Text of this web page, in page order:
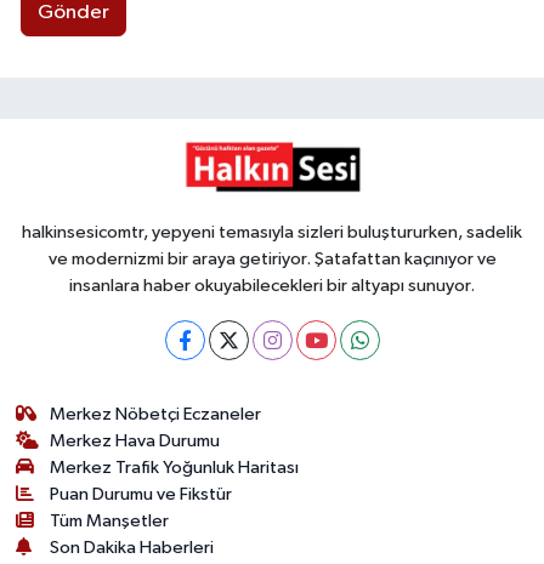
Gönder
halkinsesicomtr, yepyeni temasıyla sizleri buluştururken, sadelik
ve modernizmi bir araya getiriyor. Şatafattan kaçınıyor ve
insanlara haber okuyabilecekleri bir altyapı sunuyor.
Merkez Nöbetçi Eczaneler
Merkez Hava Durumu
Merkez Trafik Yoğunluk Haritası
Puan Durumu ve Fikstür
Tüm Manşetler
Son Dakika Haberleri